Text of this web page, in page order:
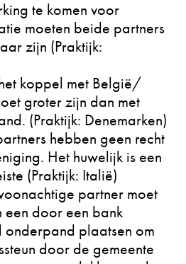
te komen voor
moeten beide partners
zijn (Praktijk:
koppel met België/
groter zijn dan met
(Praktijk: Denemarken)
hebben geen recht
Het huwelijk is een
(Praktijk: Italië)
partner moet
een door een bank
plaatsen om
door de gemeente